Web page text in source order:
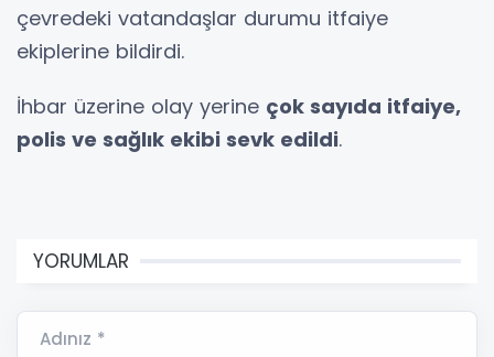
çevredeki vatandaşlar durumu itfaiye
ekiplerine bildirdi.
İhbar üzerine olay yerine çok sayıda itfaiye,
polis ve sağlık ekibi sevk edildi.
YORUMLAR
Adınız *